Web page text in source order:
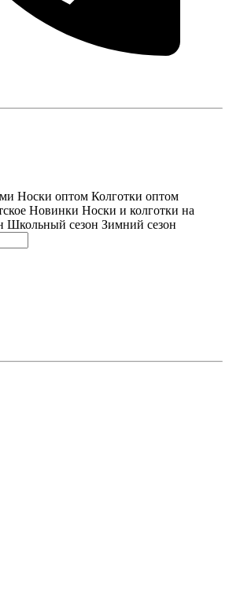
Носки оптом Колготки оптом
Новинки Носки и колготки на
Школьный сезон Зимний сезон